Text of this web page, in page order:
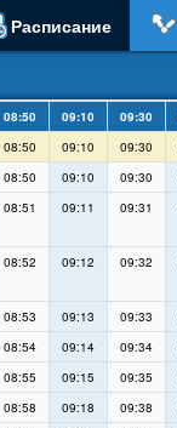
Расписание
08:50 09:10 09:30
08:50 09:10 09:30
08:50 09:10 09:30
08:51 09:11 09:31
08:52 09:12 09:32
08:53 09:13 09:33
08:54 09:14 09:34
08:55 09:15 09:35
08:58 09:18 09:38